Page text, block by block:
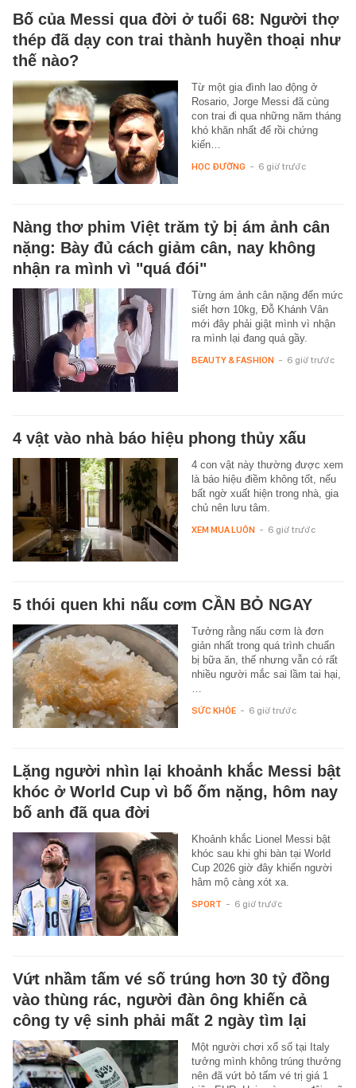
Bố của Messi qua đời ở tuổi 68: Người thợ
thép đã dạy con trai thành huyền thoại như
thế nào?
Từ một gia đình lao động ở
Rosario, Jorge Messi đã cùng
con trai đi qua những năm tháng
khó khăn nhất để rồi chứng
kiến…
HỌC ĐƯỜNG - 6 giờ trước
Nàng thơ phim Việt trăm tỷ bị ám ảnh cân
nặng: Bày đủ cách giảm cân, nay không
nhận ra mình vì "quá đói"
Từng ám ảnh cân nặng đến mức
siết hơn 10kg, Đỗ Khánh Vân
mới đây phải giật mình vì nhận
ra mình lại đang quá gầy.
BEAUTY & FASHION - 6 giờ trước
4 vật vào nhà báo hiệu phong thủy xấu
4 con vật này thường được xem
là báo hiệu điềm không tốt, nếu
bất ngờ xuất hiện trong nhà, gia
chủ nên lưu tâm.
XEM MUA LUÔN - 6 giờ trước
5 thói quen khi nấu cơm CẦN BỎ NGAY
Tưởng rằng nấu cơm là đơn
giản nhất trong quá trình chuẩn
bị bữa ăn, thế nhưng vẫn có rất
nhiều người mắc sai lầm tai hại,
…
SỨC KHỎE - 6 giờ trước
Lặng người nhìn lại khoảnh khắc Messi bật
khóc ở World Cup vì bố ốm nặng, hôm nay
bố anh đã qua đời
Khoảnh khắc Lionel Messi bật
khóc sau khi ghi bàn tại World
Cup 2026 giờ đây khiến người
hâm mộ càng xót xa.
SPORT - 6 giờ trước
Vứt nhầm tấm vé số trúng hơn 30 tỷ đồng
vào thùng rác, người đàn ông khiến cả
công ty vệ sinh phải mất 2 ngày tìm lại
Một người chơi xổ số tại Italy
tưởng mình không trúng thưởng
nên đã vứt bỏ tấm vé trị giá 1